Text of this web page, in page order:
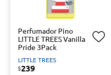
Perfumador Pino
LITTLE TREES Vanilla
Pride 3Pack
LITTLE TREES
$239